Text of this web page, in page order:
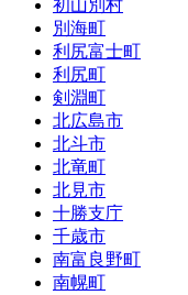
初山別村
別海町
利尻富士町
利尻町
剣淵町
北広島市
北斗市
北竜町
北見市
十勝支庁
千歳市
南富良野町
南幌町